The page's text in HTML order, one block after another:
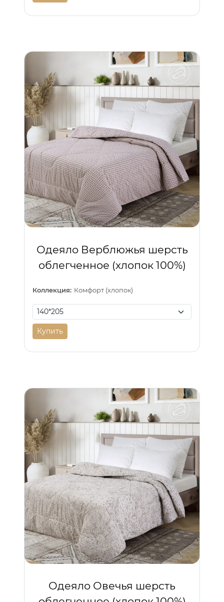
Одеяло Верблюжья шерсть
облегченное (хлопок 100%)
Коллекция: Комфорт (хлопок)
Купить
Одеяло Овечья шерсть